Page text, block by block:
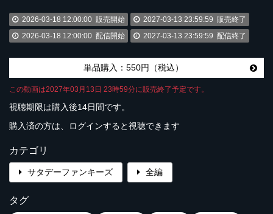
2026-03-18 12:00:00 販売開始 2027-03-13 23:59:59 販売終了
2026-03-18 12:00:00 配信開始 2027-03-13 23:59:59 配信終了
単品購入：550円（税込）
この動画は2027年03月13日 23時59分に販売終了予定です。
視聴期限は購入後14日間です。
購入済の方は、ログインすると視聴できます
カテゴリ
サタデーファンキーズ 全編
タグ